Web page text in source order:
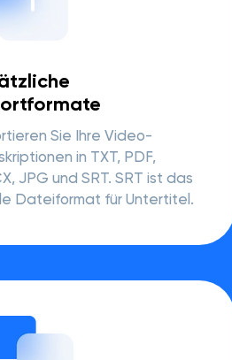
Sie Ihre Video-
in TXT, PDF,
JPG und SRT. SRT ist das
Dateiformat für Untertitel.